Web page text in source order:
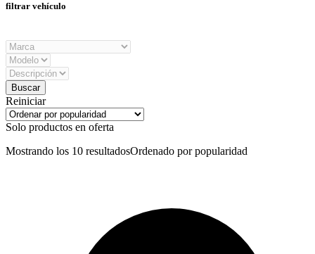
filtrar vehículo
Reiniciar
Solo productos en oferta
Mostrando los 10 resultadosOrdenado por popularidad